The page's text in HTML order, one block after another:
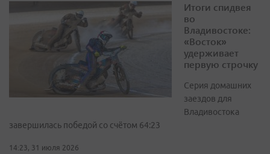
Итоги спидвея
во
Владивостоке:
«Восток»
удерживает
первую строчку
Серия домашних
заездов для
Владивостока
завершилась победой со счётом 64:23
14:23, 31 июля 2026